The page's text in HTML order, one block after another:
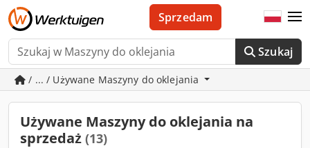
Szukaj
Sprzedam
/ ... / Używane Maszyny do oklejania
Używane Maszyny do oklejania na
sprzedaż (13)